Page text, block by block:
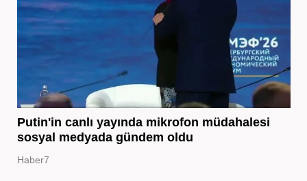
Putin'in canlı yayında mikrofon müdahalesi
sosyal medyada gündem oldu
Haber7